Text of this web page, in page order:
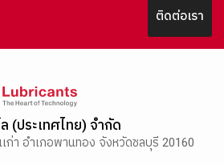
ติดต่อเรา
(ประเทศไทย) จำกัด
ก่า อำเภอพานทอง จังหวัดชลบุรี 20160